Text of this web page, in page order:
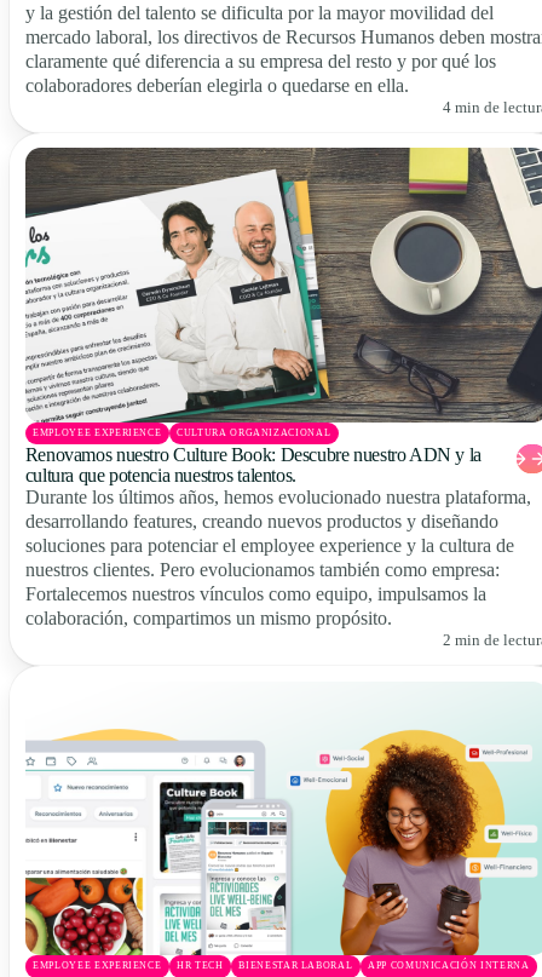
y la gestión del talento se dificulta por la mayor movilidad del
mercado laboral, los directivos de Recursos Humanos deben
claramente qué diferencia a su empresa del resto y por qué los
colaboradores deberían elegirla o quedarse en ella.
4 min de
EMPLOYEE EXPERIENCE CULTURA ORGANIZACIONAL
Renovamos nuestro Culture Book: Descubre nuestro ADN y la
cultura que potencia nuestros talentos.
Durante los últimos años, hemos evolucionado nuestra plataforma,
desarrollando features, creando nuevos productos y diseñando
soluciones para potenciar el employee experience y la cultura de
nuestros clientes. Pero evolucionamos también como empresa:
Fortalecemos nuestros vínculos como equipo, impulsamos la
colaboración, compartimos un mismo propósito.
2 min de
EMPLOYEE EXPERIENCE HR TECH BIENESTAR LABORAL APP COMUNICACIÓN INTERNA